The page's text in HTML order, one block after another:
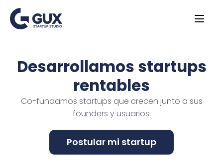
Desarrollamos startups
rentables
Co-fundamos startups que crecen junto a sus
founders y usuarios.